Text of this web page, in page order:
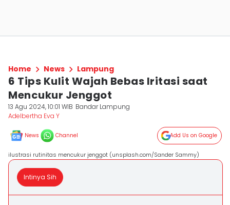
Home News Lampung
6 Tips Kulit Wajah Bebas Iritasi saat
Mencukur Jenggot
13 Agu 2024, 10:01 WIB Bandar Lampung
Adelbertha Eva Y
News Channel Add Us on Google
ilustrasi rutinitas mencukur jenggot (unsplash.com/Sander Sammy)
Intinya Sih